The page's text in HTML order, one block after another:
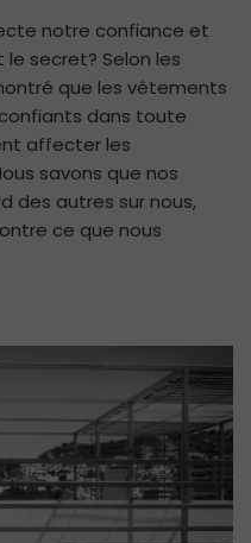
notre confiance et
secret? Selon les
que les vêtements
dans toute
affecter les
savons que nos
des autres sur nous,
ce que nous